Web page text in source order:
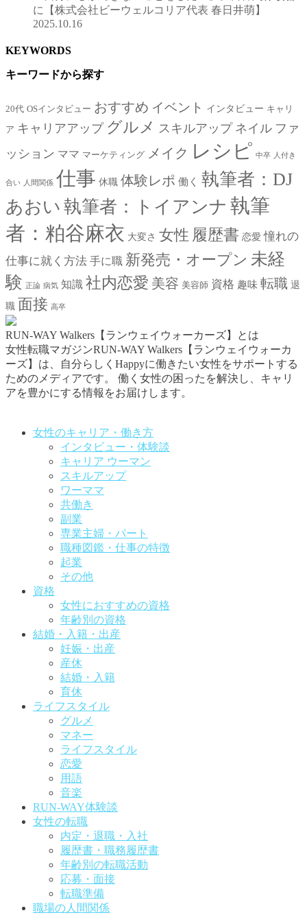
に【株式会社ビーウェルコリア代表 春日井萌】
2025.10.16
KEYWORDS
キーワードから探す
20代 OSインタビュー おすすめ イベント インタビュー キャリ
ア キャリアアップ グルメ スキルアップ ネイル ファ
ッション ママ マーケティング メイク レシピ 中卒 人付き
合い 人間関係 仕事 休職 体験レポ 働く 執筆者：DJ
あおい 執筆者：トイアンナ 執筆
者：粕谷麻衣 大変さ 女性 履歴書 恋愛 憧れの
仕事に就く方法 手に職 新発売・オープン 未経
験 正論 病気 知識 社内恋愛 美容 美容師 資格 趣味 転職 退
職 面接 高卒
RUN-WAY Walkers【ランウェイウォーカーズ】とは
女性転職マガジンRUN-WAY Walkers【ランウェイウォーカ
ーズ】は、自分らしくHappyに働きたい女性をサポートする
ためのメディアです。
働く女性の困ったを解決し、キャリ
アを豊かにする情報をお届けします。
女性のキャリア・働き方
インタビュー・体験談
キャリア ウーマン
スキルアップ
ワーママ
共働き
副業
専業主婦・パート
職種図鑑・仕事の特徴
起業
その他
資格
女性におすすめの資格
年齢別の資格
結婚・入籍・出産
妊娠・出産
産休
結婚・入籍
育休
ライフスタイル
グルメ
マネー
ライフスタイル
恋愛
用語
音楽
RUN-WAY体験談
女性の転職
内定・退職・入社
履歴書・職務履歴書
年齢別の転職活動
応募・面接
転職準備
職場の人間関係